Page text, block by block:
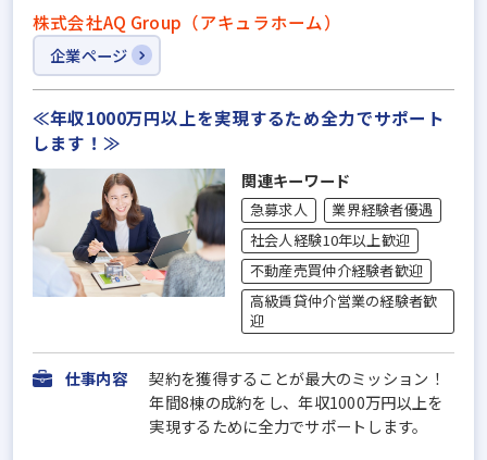
株式会社AQ Group（アキュラホーム）
企業ページ
≪年収1000万円以上を実現するため全力でサポート
します！≫
関連キーワード
急募求人
業界経験者優遇
社会人経験10年以上歓迎
不動産売買仲介経験者歓迎
高級賃貸仲介営業の経験者歓
迎
仕事内容
契約を獲得することが最大のミッション！
年間8棟の成約をし、年収1000万円以上を
実現するために全力でサポートします。